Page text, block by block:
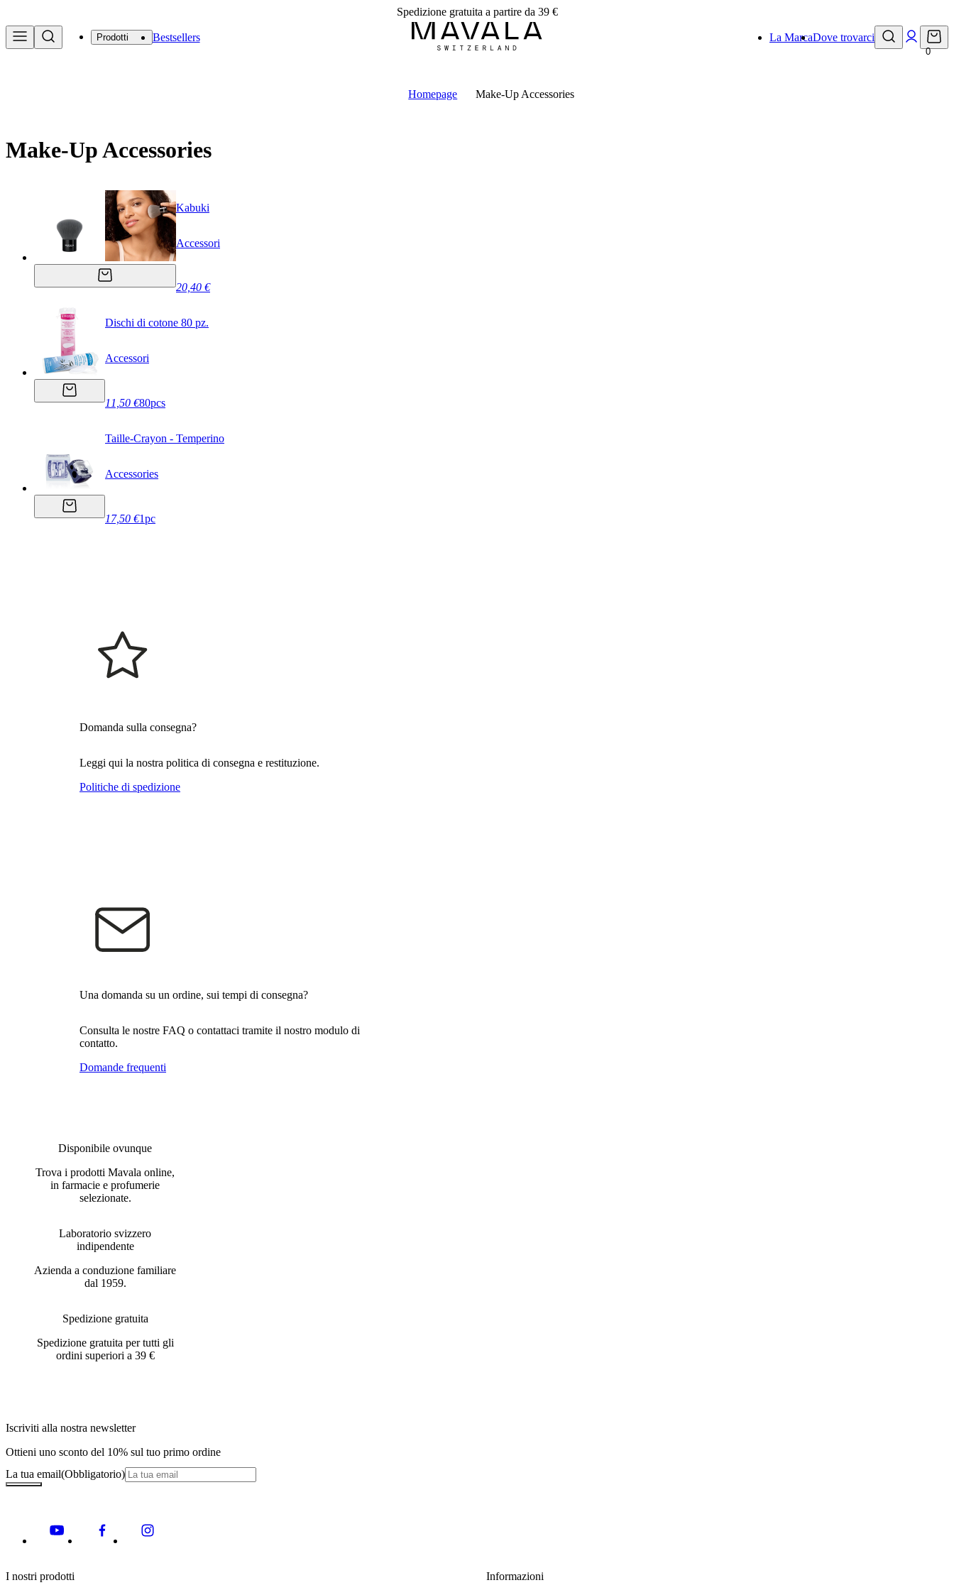
Spedizione gratuita a partire da 39 €
Prodotti Bestsellers La MarcaDove trovarci
0
Homepage Make-Up Accessories
Make-Up Accessories
Kabuki
Accessori
20,40 €
Dischi di cotone 80 pz.
Accessori
11,50 €80pcs
Taille-Crayon - Temperino
Accessories
17,50 €1pc
Domanda sulla consegna?
Leggi qui la nostra politica di consegna e restituzione.
Politiche di spedizione
Una domanda su un ordine, sui tempi di consegna?
Consulta le nostre FAQ o contattaci tramite il nostro modulo di
contatto.
Domande frequenti
Disponibile ovunque
Trova i prodotti Mavala online,
in farmacie e profumerie
selezionate.
Laboratorio svizzero
indipendente
Azienda a conduzione familiare
dal 1959.
Spedizione gratuita
Spedizione gratuita per tutti gli
ordini superiori a 39 €
Iscriviti alla nostra newsletter
Ottieni uno sconto del 10% sul tuo primo ordine
La tua email(Obbligatorio)
I nostri prodotti Informazioni